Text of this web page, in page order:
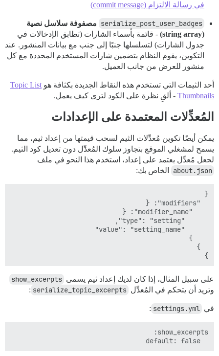
في رسالة الالتزام (commit message)
serialize_post_user_badges مصفوفة سلاسل نصية
(string array)
- قائمة بأسماء الشارات (تطابق الإدخالات في
جدول الشارات) لتسلسلها جنبًا إلى جنب مع بيانات المنشور. عند
التكوين، يقوم النظام بتضمين شارات المستخدم المحددة مع كل
منشور للعرض من جانب العميل.
أحد الثيمات التي تستخدم هذه النقاط الجديدة بكثافة هو Topic List
Thumbnails - ألقِ نظرة على الكود لترى كيف يعمل.
المُعدِّلات المعتمدة على الإعدادات
يمكن أيضًا تكوين مُعدِّلات الثيم لسحب قيمتها من إعداد ثيم، مما
يسمح لمشغلي الموقع بتجاوز سلوك المُعدِّل دون تعديل كود الثيم.
لجعل مُعدِّل يعتمد على إعداد، استخدم هذا النحو في ملف
about.json الخاص بك:
}
على سبيل المثال، إذا كان لديك إعداد ثيم يسمى show_excerpts
وتريد أن يتحكم في المُعدِّل serialize_topic_excerpts
:
في settings.yml
: